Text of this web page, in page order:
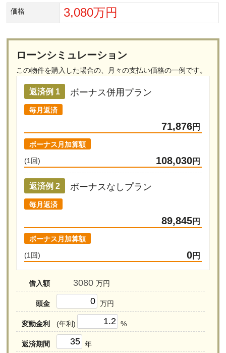
価格 3,080万円
ローンシミュレーション
この物件を購入した場合の、 月々の支払い価格の一例です。
返済例 1 ボーナス併用プラン
毎月返済
71,876円
ボーナス月加算額
(1回)
108,030円
返済例 2 ボーナスなしプラン
毎月返済
89,845円
ボーナス月加算額
(1回)
0円
借入額 万円
頭金 万円
変動金利 (年利) %
返済期間 年